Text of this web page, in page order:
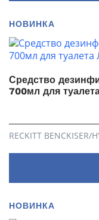
НОВИНКА
Средство
700мл для
RECKITT
НОВИНКА